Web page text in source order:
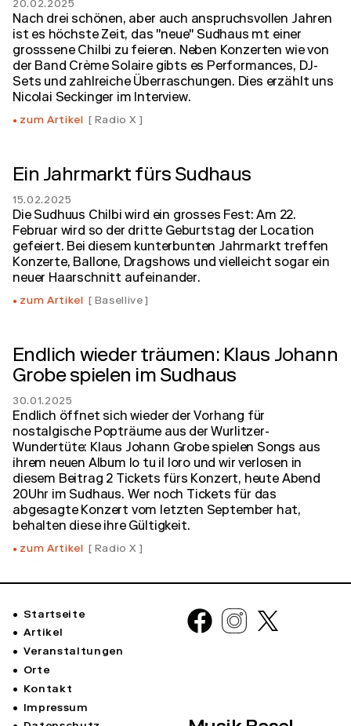
20.02.2025
Nach drei schönen, aber auch anspruchsvollen Jahren
ist es höchste Zeit, das "neue" Sudhaus mt einer
grosssene Chilbi zu feieren. Neben Konzerten wie von
der Band Crème Solaire gibts es Performances, DJ-
Sets und zahlreiche Überraschungen. Dies erzählt uns
Nicolai Seckinger im Interview.
zum Artikel Radio X
Ein Jahrmarkt fürs Sudhaus
15.02.2025
Die Sudhuus Chilbi wird ein grosses Fest: Am 22.
Februar wird so der dritte Geburtstag der Location
gefeiert. Bei diesem kunterbunten Jahrmarkt treffen
Konzerte, Ballone, Dragshows und vielleicht sogar ein
neuer Haarschnitt aufeinander.
zum Artikel Basellive
Endlich wieder träumen: Klaus Johann
Grobe spielen im Sudhaus
30.01.2025
Endlich öffnet sich wieder der Vorhang für
nostalgische Popträume aus der Wurlitzer-
Wundertüte: Klaus Johann Grobe spielen Songs aus
ihrem neuen Album Io tu il loro und wir verlosen in
diesem Beitrag 2 Tickets fürs Konzert, heute Abend
20Uhr im Sudhaus. Wer noch Tickets für das
abgesagte Konzert vom letzten September hat,
behalten diese ihre Gültigkeit.
zum Artikel Radio X
Startseite
Artikel
Veranstaltungen
Orte
Kontakt
Impressum